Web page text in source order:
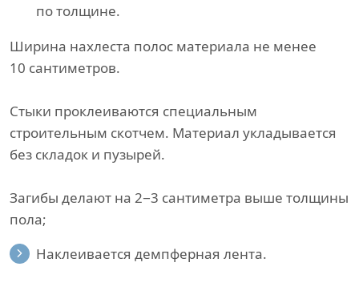
по толщине.
Ширина нахлеста полос материала не менее
10 сантиметров.
Стыки проклеиваются специальным
строительным скотчем. Материал укладывается
без складок и пузырей.
Загибы делают на 2−3 сантиметра выше толщины
пола;
Наклеивается демпферная лента.